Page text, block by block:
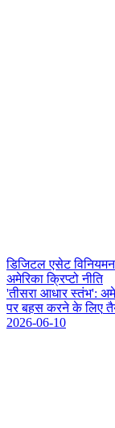
डिजिटल एसेट विनियमन
अमेरिका क्रिप्टो नीति
'तसर आधर सतभ': अम
पर बहस करन क लए त
2026-06-10